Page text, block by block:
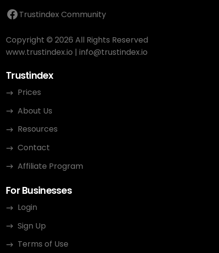
Trustindex Community
Copyright © 2026 All Rights Reserved
www.trustindex.io | info@trustindex.io
Trustindex
Prices
About Us
Resources
Contact
Affiliate Program
For Businesses
Login
Sign Up
Terms of Use